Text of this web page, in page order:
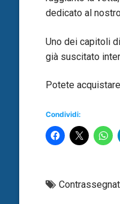
dedicato al
Uno dei capitoli
già suscitato
Potete
Condividi: